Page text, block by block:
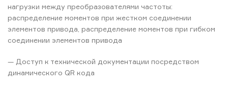
нагрузки между преобразователями частоты:
распределение моментов при жестком соединении
элементов привода, распределение моментов при гибком
соединении элементов привода
— Доступ к технической документации посредством
динамического QR кода